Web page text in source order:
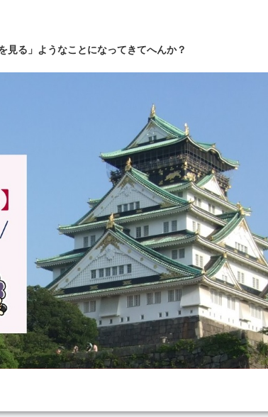
見る」ようなことになってきてへんか？